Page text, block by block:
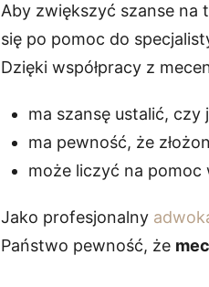
Aby zwiększyć szanse
się po pomoc do
Dzięki współpracy z
ma szansę ustalić,
ma pewność, że
może liczyć na pomoc
Jako profesjonalny
Państwo pewność, że